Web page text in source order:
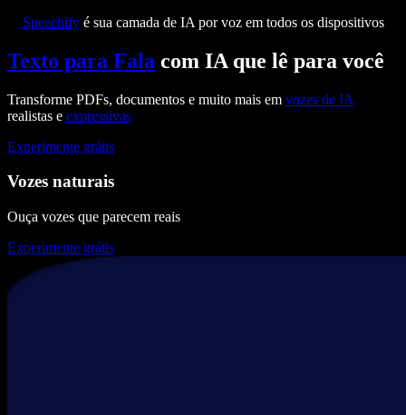
Speechifyé sua camada de IA por voz em todos os dispositivos
Texto para Fala com IA que lê para você
Transforme PDFs, documentos e muito mais em vozes de IA
realistas e expressivas
Experimente grátis
Vozes naturais
Ouça vozes que parecem reais
Experimente grátis